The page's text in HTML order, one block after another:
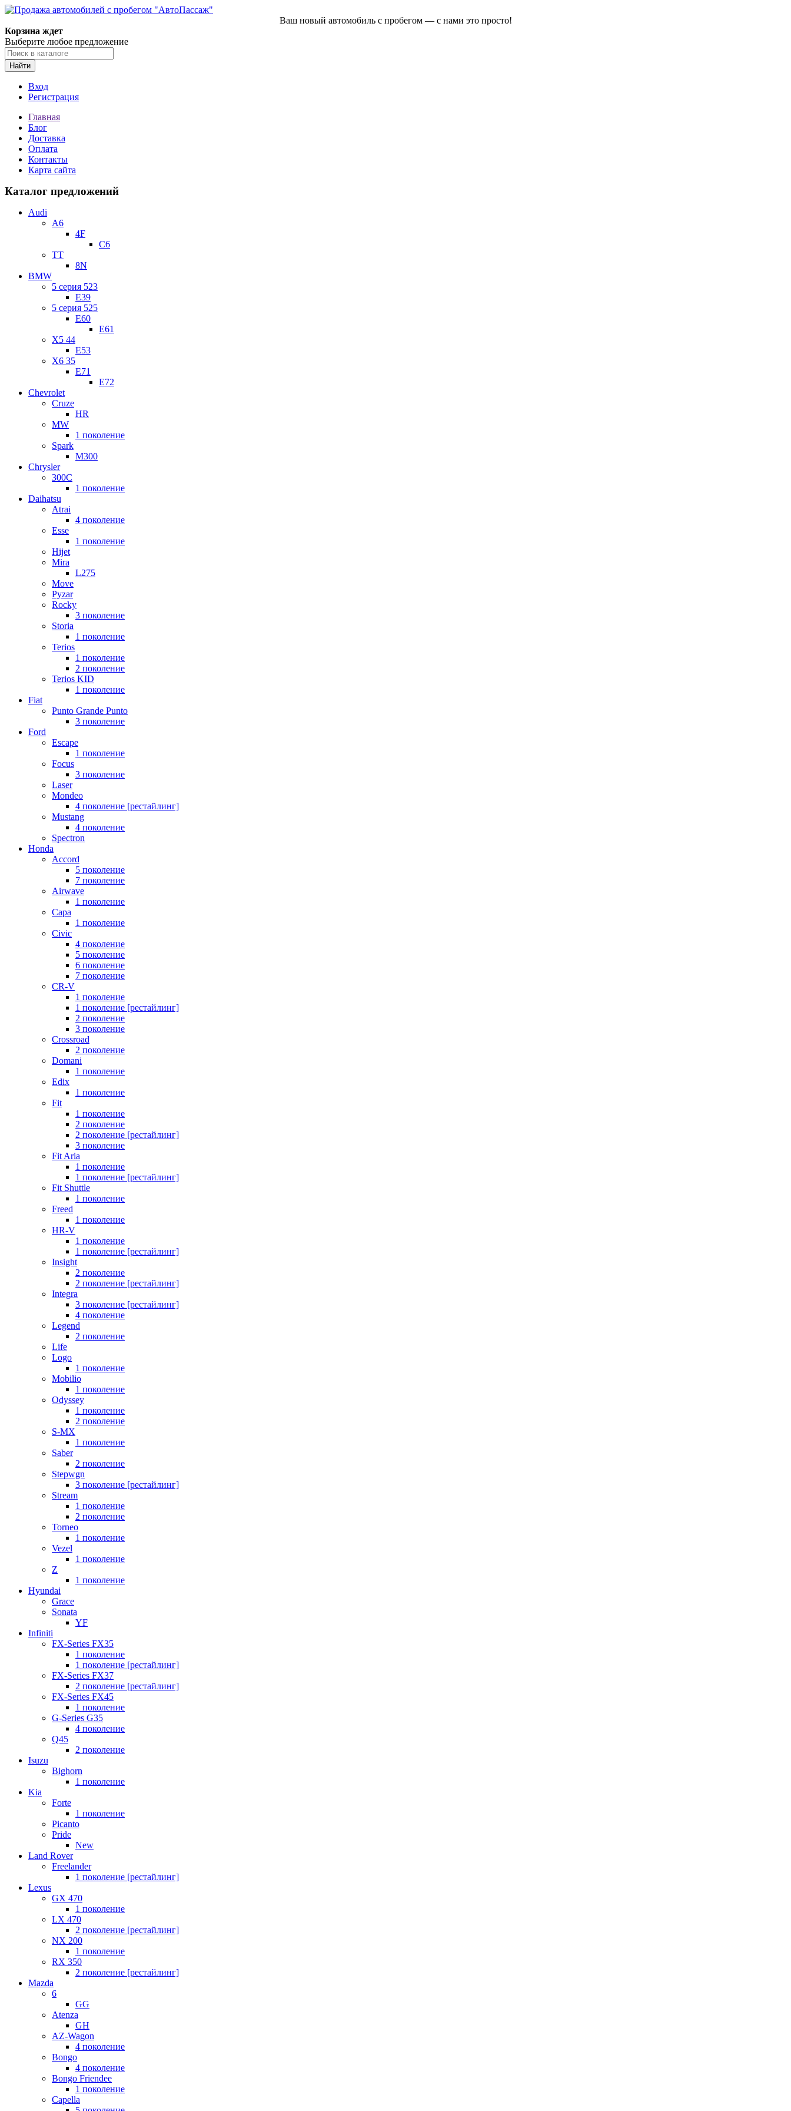
Ваш новый автомобиль с пробегом — с нами это просто!
Корзина ждет
Выберите любое предложение
Найти
Вход
Регистрация
Главная
Блог
Доставка
Оплата
Контакты
Карта сайта
Каталог предложений
Audi
A6
4F
C6
TT
8N
BMW
5 серия 523
E39
5 серия 525
E60
E61
X5 44
E53
X6 35
E71
E72
Chevrolet
Cruze
HR
MW
1 поколение
Spark
M300
Chrysler
300C
1 поколение
Daihatsu
Atrai
4 поколение
Esse
1 поколение
Hijet
Mira
L275
Move
Pyzar
Rocky
3 поколение
Storia
1 поколение
Terios
1 поколение
2 поколение
Terios KID
1 поколение
Fiat
Punto Grande Punto
3 поколение
Ford
Escape
1 поколение
Focus
3 поколение
Laser
Mondeo
4 поколение [рестайлинг]
Mustang
4 поколение
Spectron
Honda
Accord
5 поколение
7 поколение
Airwave
1 поколение
Capa
1 поколение
Civic
4 поколение
5 поколение
6 поколение
7 поколение
CR-V
1 поколение
1 поколение [рестайлинг]
2 поколение
3 поколение
Crossroad
2 поколение
Domani
1 поколение
Edix
1 поколение
Fit
1 поколение
2 поколение
2 поколение [рестайлинг]
3 поколение
Fit Aria
1 поколение
1 поколение [рестайлинг]
Fit Shuttle
1 поколение
Freed
1 поколение
HR-V
1 поколение
1 поколение [рестайлинг]
Insight
2 поколение
2 поколение [рестайлинг]
Integra
3 поколение [рестайлинг]
4 поколение
Legend
2 поколение
Life
Logo
1 поколение
Mobilio
1 поколение
Odyssey
1 поколение
2 поколение
S-MX
1 поколение
Saber
2 поколение
Stepwgn
3 поколение [рестайлинг]
Stream
1 поколение
2 поколение
Torneo
1 поколение
Vezel
1 поколение
Z
1 поколение
Hyundai
Grace
Sonata
YF
Infiniti
FX-Series FX35
1 поколение
1 поколение [рестайлинг]
FX-Series FX37
2 поколение [рестайлинг]
FX-Series FX45
1 поколение
G-Series G35
4 поколение
Q45
2 поколение
Isuzu
Bighorn
1 поколение
Kia
Forte
1 поколение
Picanto
Pride
New
Land Rover
Freelander
1 поколение [рестайлинг]
Lexus
GX 470
1 поколение
LX 470
2 поколение [рестайлинг]
NX 200
1 поколение
RX 350
2 поколение [рестайлинг]
Mazda
6
GG
Atenza
GH
AZ-Wagon
4 поколение
Bongo
4 поколение
Bongo Friendee
1 поколение
Capella